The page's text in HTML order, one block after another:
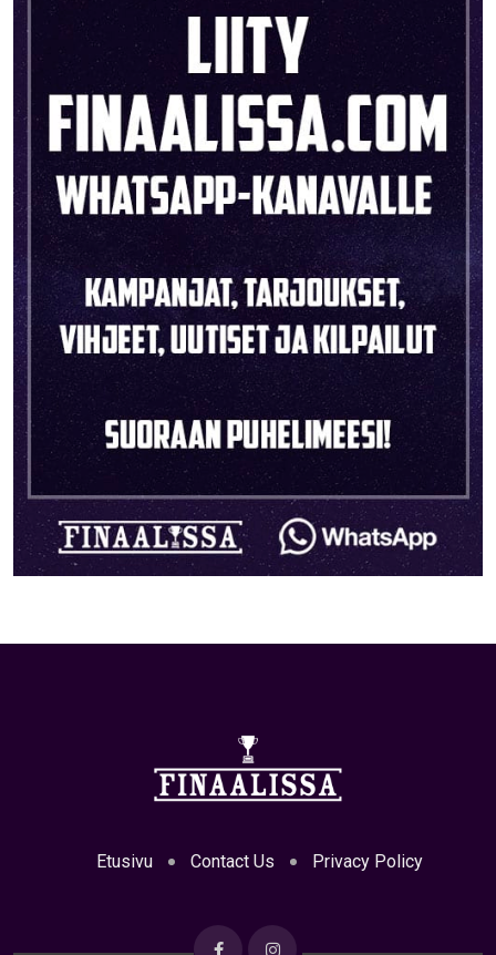
Etusivu Contact Us Privacy Policy